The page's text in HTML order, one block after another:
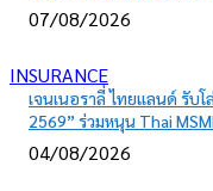
07/08/2026
INSURANCE
เจนเนอราลี่ ไทยแลนด์ รับ
2569” ร่วมหนุน Thai
04/08/2026